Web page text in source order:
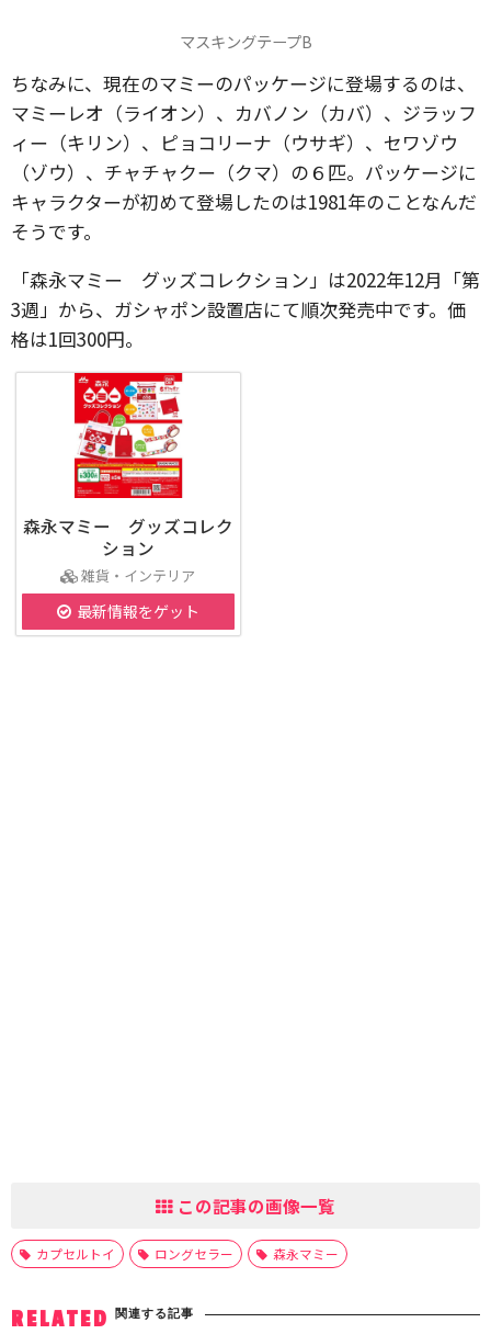
マスキングテープB
ちなみに、現在のマミーのパッケージに登場するのは、
マミーレオ（ライオン）、カバノン（カバ）、ジラッフ
ィー（キリン）、ピョコリーナ（ウサギ）、セワゾウ
（ゾウ）、チャチャクー（クマ）の６匹。パッケージに
キャラクターが初めて登場したのは1981年のことなんだ
そうです。
「森永マミー グッズコレクション」は2022年12月「第
3週」から、ガシャポン設置店にて順次発売中です。価
格は1回300円。
森永マミー グッズコレク
ション
雑貨・インテリア
最新情報をゲット
この記事の画像一覧
カプセルトイ ロングセラー 森永マミー
RELATED 関連する記事